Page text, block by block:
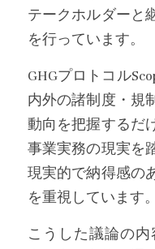
テークホルダーと
を行っています。
GHGプロトコル
内外の諸制度・規
動向を把握するだ
事業実務の現実を
現実的で納得感の
を重視しています。
こうした議論の